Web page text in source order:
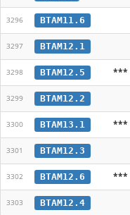
3296 BTAM11.6
3297 BTAM12.1
3298 BTAM12.5 ***
3299 BTAM12.2
3300 BTAM13.1 ***
3301 BTAM12.3
3302 BTAM12.6 ***
3303 BTAM12.4